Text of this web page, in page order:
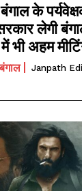
के
लेगी
भी अहम
Janpath